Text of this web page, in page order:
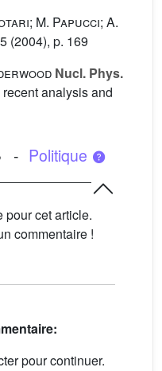
M. Papucci; A.
(2004), p. 169
Nucl. Phys.
analysis and
- Politique
pour cet article.
commentaire !
pour continuer.